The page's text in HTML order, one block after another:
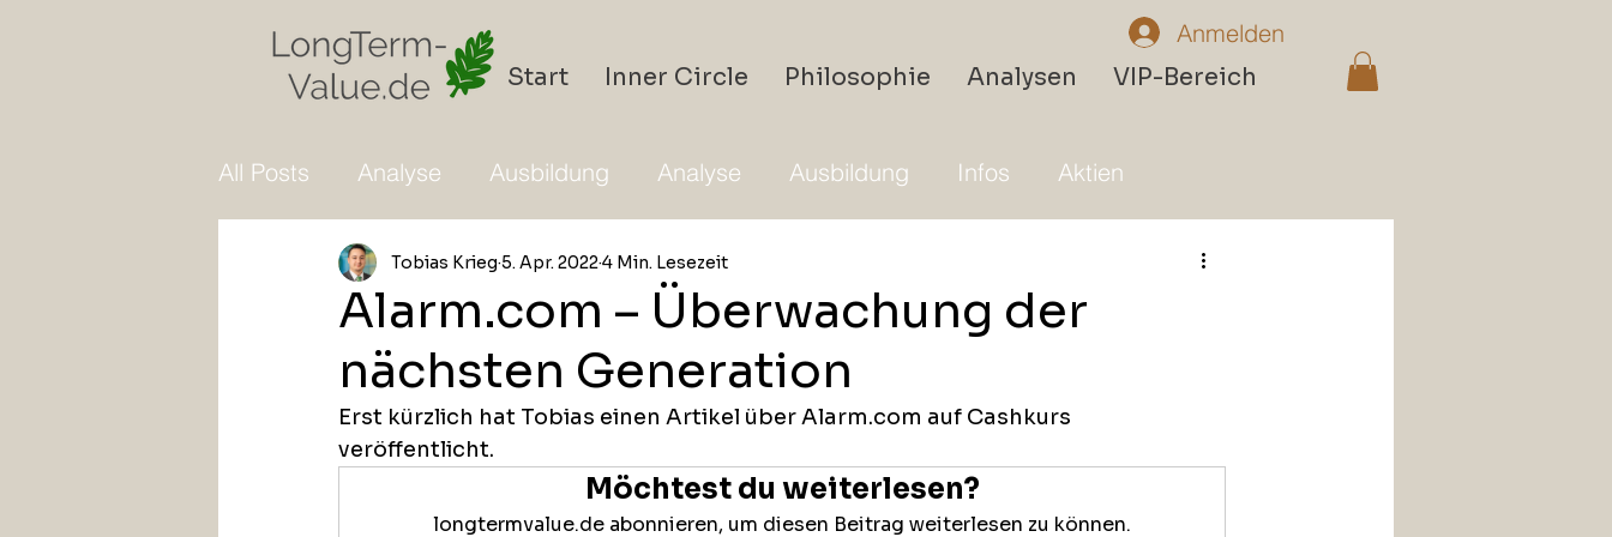
Start Inner Circle Philosophie Analysen VIP-Bereich
Anmelden
All Posts Analyse Ausbildung Analyse Ausbildung Infos Aktien
Alarm.com – Überwachung der
nächsten Generation
Tobias Krieg 5. Apr. 20224 Min. Lesezeit
Erst kürzlich hat Tobias einen Artikel über Alarm.com auf Cashkurs
veröffentlicht.
Möchtest du weiterlesen?
longtermvalue.de abonnieren, um diesen Beitrag weiterlesen zu können.